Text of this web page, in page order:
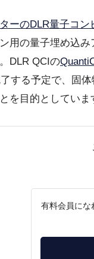
ーのDLR量子コ
用の量子埋め込
DLR QCIの
する予定で、固
を目的としていま
有料会員にな